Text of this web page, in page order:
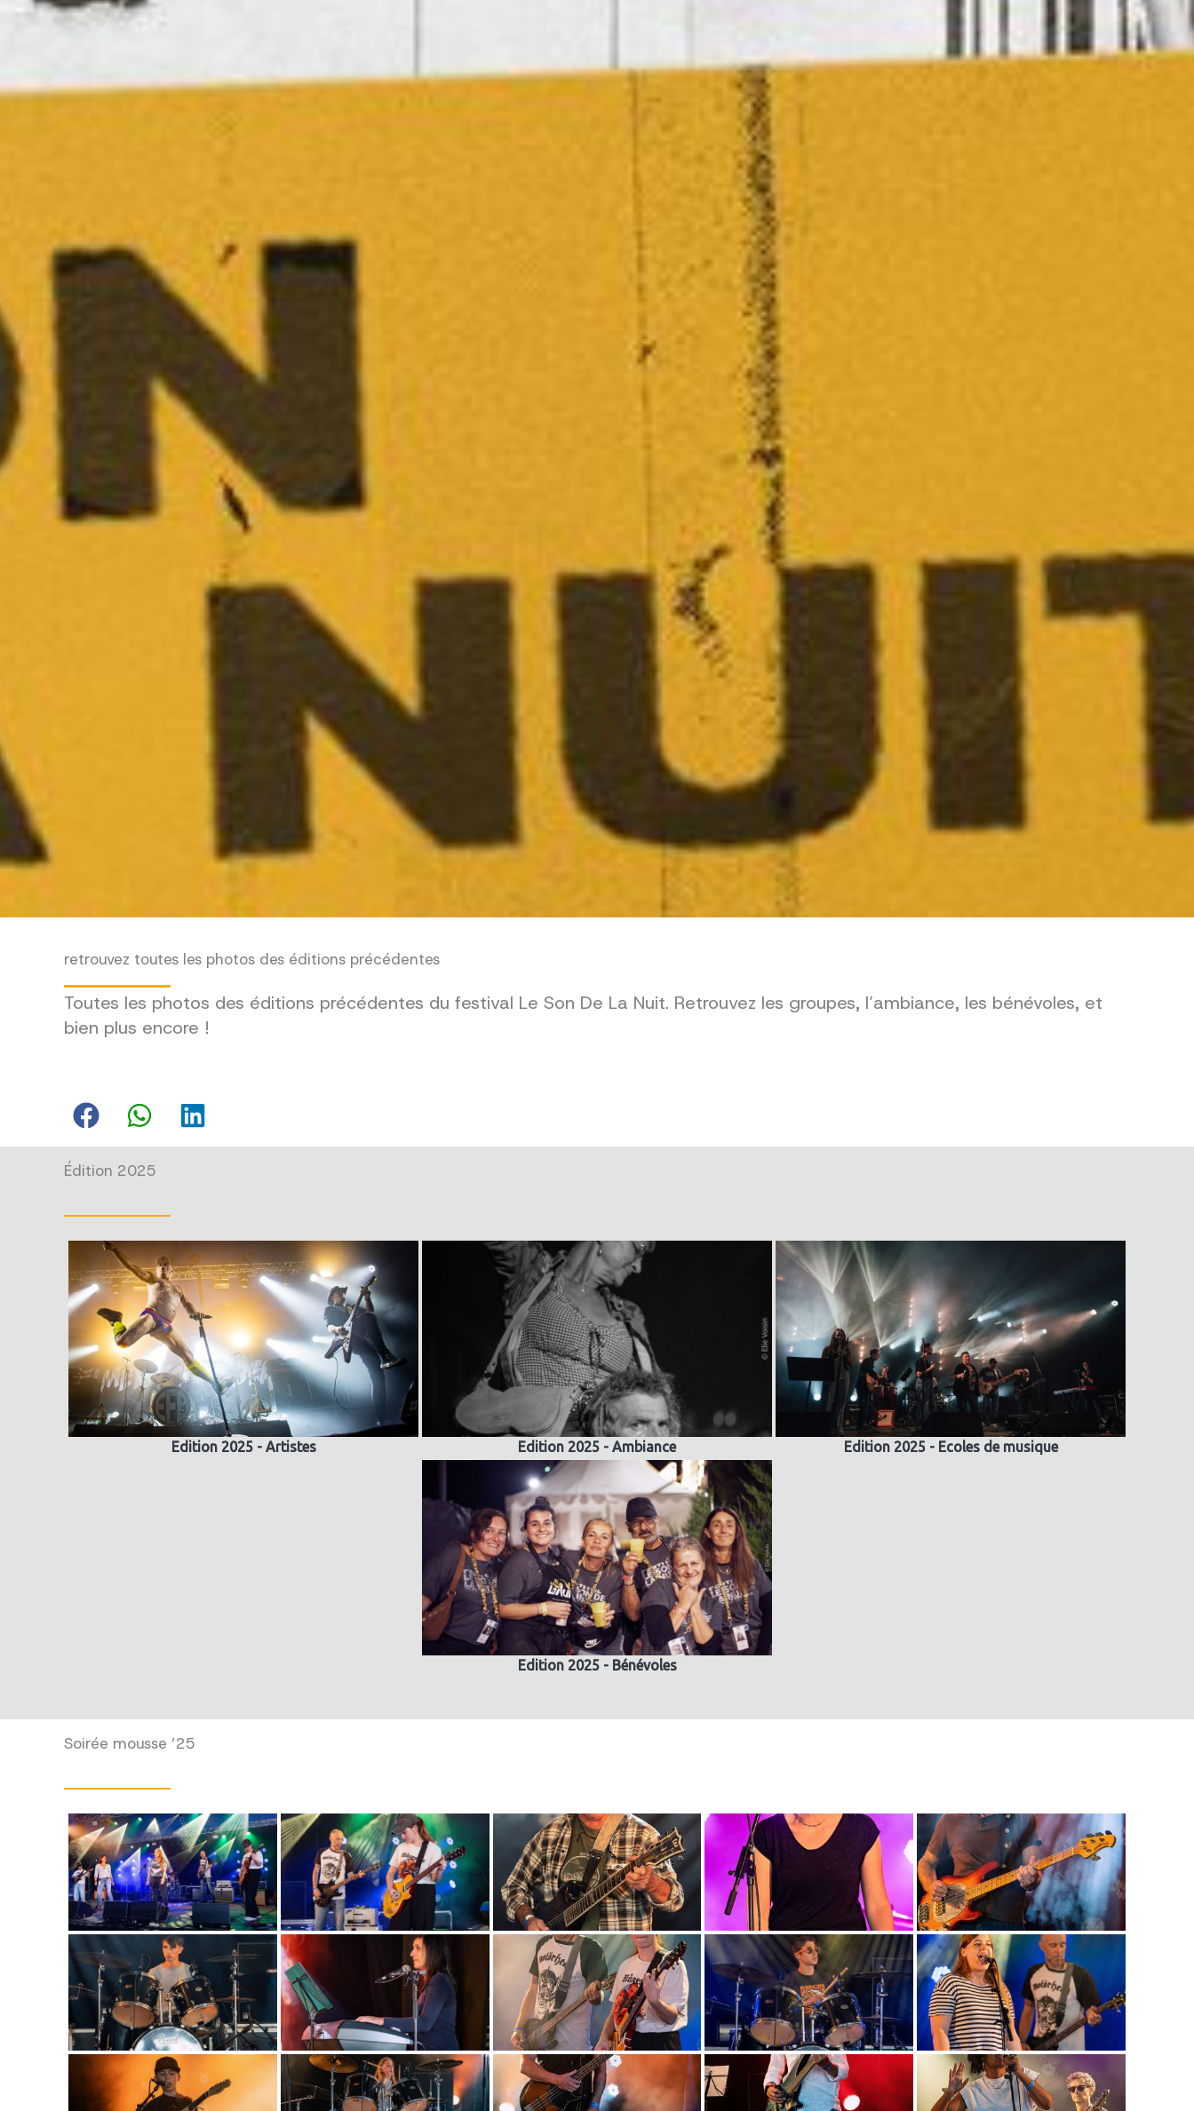
retrouvez toutes les photos des éditions précédentes
Toutes les photos des éditions précédentes du festival Le Son De La Nuit. Retrouvez les groupes, l’ambiance, les bénévoles, et
bien plus encore !
Édition 2025
Edition 2025 - Artistes Edition 2025 - Ambiance Edition 2025 - Ecoles de musique
Edition 2025 - Bénévoles
Soirée mousse ’25